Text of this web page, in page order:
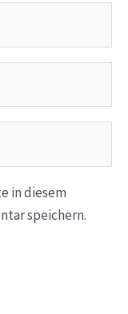
in diesem
speichern.